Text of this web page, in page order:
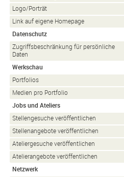
Logo/Porträt
Link auf eigene Homepage
Datenschutz
Zugriffsbeschränkung für persönliche
Daten
Werkschau
Portfolios
Medien pro Portfolio
Jobs und Ateliers
Stellengesuche veröffentlichen
Stellenangebote veröffentlichen
Ateliergesuche veröffentlichen
Atelierangebote veröffentlichen
Netzwerk